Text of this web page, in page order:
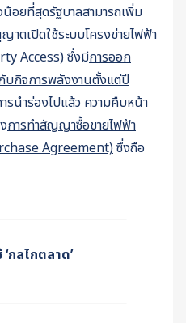
น้อยที่สุดรัฐบาลสามารถเพิ่ม
ตเปิดใช้ระบบโครงข่ายไฟฟ้า
Access) ซึ่งมีการออก
บกิจการพลังงานตั้งแต่ปี
รนำร่องไปแล้ว ความคืบหน้า
การทำสัญญาซื้อขายไฟฟ้า
Agreement)ซึ่งถือ
กลไกตลาด’